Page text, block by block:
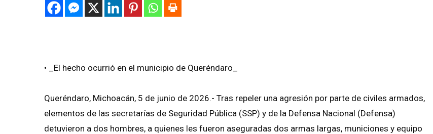
• _El hecho ocurrió en el municipio de Queréndaro_
Queréndaro, Michoacán, 5 de junio de 2026.- Tras repeler una agresión por parte de civiles armados,
elementos de las secretarías de Seguridad Pública (SSP) y de la Defensa Nacional (Defensa)
detuvieron a dos hombres, a quienes les fueron aseguradas dos armas largas, municiones y equipo